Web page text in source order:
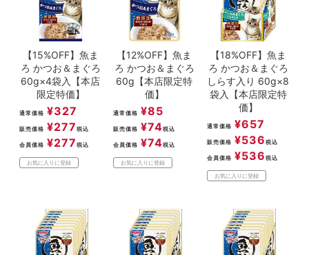
【15%OFF】魚ま
ろ かつお＆まぐろ
60g×4袋入【本店
限定特価】
通常価格 ¥327
販売価格 ¥277 税込
会員価格 ¥277 税込
お気に入りに登録
【12%OFF】魚ま
ろ かつお＆まぐろ
60g【本店限定特
価】
通常価格 ¥85
販売価格 ¥74税込
会員価格 ¥74税込
お気に入りに登録
【18%OFF】魚ま
ろ かつお＆まぐろ
しらす入り 60g×8
袋入【本店限定特
価】
通常価格 ¥657
販売価格 ¥536 税込
会員価格 ¥536 税込
お気に入りに登録